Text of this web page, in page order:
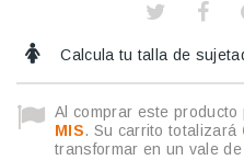
Calcula tu talla de
Al comprar este
MIS. Su carrito totalizará
transformar en un vale